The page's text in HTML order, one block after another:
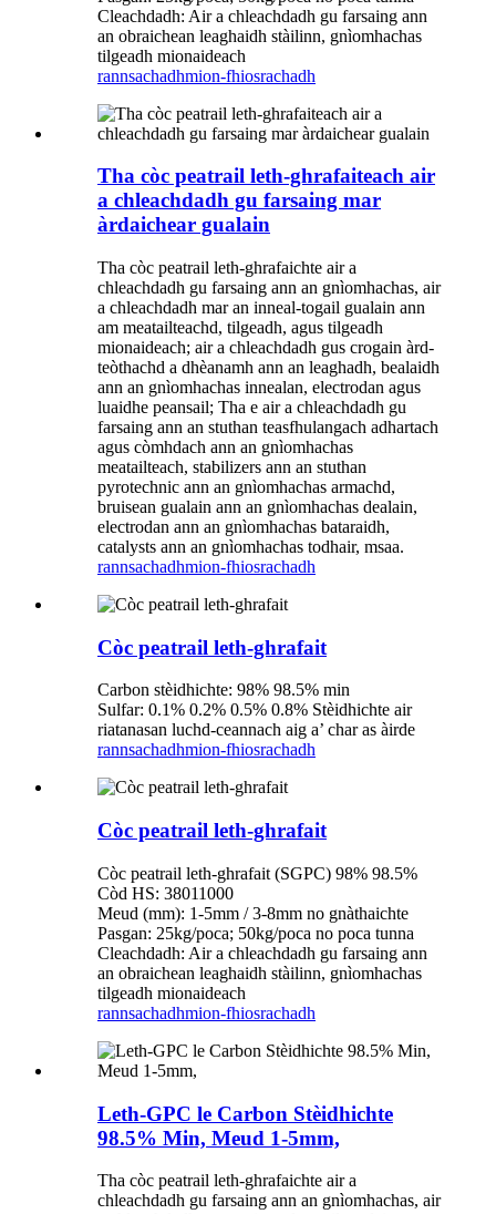
Cleachdadh: Air a chleachdadh gu farsaing ann
an obraichean leaghaidh stàilinn, gnìomhachas
tilgeadh mionaideach
rannsachadhmion-fhiosrachadh
Tha còc peatrail leth-ghrafaiteach air
a chleachdadh gu farsaing mar
àrdaichear gualain
Tha còc peatrail leth-ghrafaichte air a
chleachdadh gu farsaing ann an gnìomhachas, air
a chleachdadh mar an inneal-togail gualain ann
am meatailteachd, tilgeadh, agus tilgeadh
mionaideach; air a chleachdadh gus crogain àrd-
teòthachd a dhèanamh ann an leaghadh, bealaidh
ann an gnìomhachas innealan, electrodan agus
luaidhe peansail; Tha e air a chleachdadh gu
farsaing ann an stuthan teasfhulangach adhartach
agus còmhdach ann an gnìomhachas
meatailteach, stabilizers ann an stuthan
pyrotechnic ann an gnìomhachas armachd,
bruisean gualain ann an gnìomhachas dealain,
electrodan ann an gnìomhachas bataraidh,
catalysts ann an gnìomhachas todhair, msaa.
rannsachadhmion-fhiosrachadh
Còc peatrail leth-ghrafait
Carbon stèidhichte: 98% 98.5% min
Sulfar: 0.1% 0.2% 0.5% 0.8% Stèidhichte air
riatanasan luchd-ceannach aig a’ char as àirde
rannsachadhmion-fhiosrachadh
Còc peatrail leth-ghrafait
Còc peatrail leth-ghrafait (SGPC) 98% 98.5%
Còd HS: 38011000
Meud (mm): 1-5mm / 3-8mm no gnàthaichte
Pasgan: 25kg/poca; 50kg/poca no poca tunna
Cleachdadh: Air a chleachdadh gu farsaing ann
an obraichean leaghaidh stàilinn, gnìomhachas
tilgeadh mionaideach
rannsachadhmion-fhiosrachadh
Leth-GPC le Carbon Stèidhichte
98.5% Min, Meud 1-5mm,
Tha còc peatrail leth-ghrafaichte air a
chleachdadh gu farsaing ann an gnìomhachas, air